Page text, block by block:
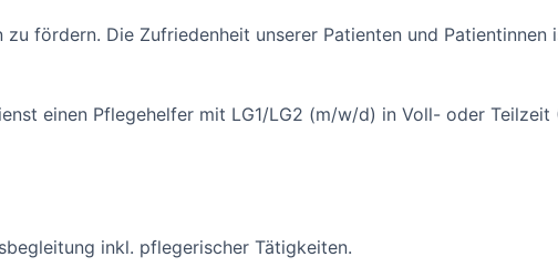
fördern. Die Zufriedenheit unserer Patienten und Patientinnen
einen Pflegehelfer mit LG1/LG2 (m/w/d) in Voll- oder
inkl. pflegerischer Tätigkeiten.